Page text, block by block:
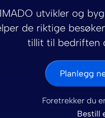
utvikler og
de riktige
tillit til bedriften
Planlegg
Foretrekker du
Bestill